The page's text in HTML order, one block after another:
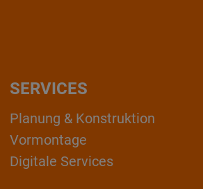
SERVICES
Planung & Konstruktion
Vormontage
Digitale Services